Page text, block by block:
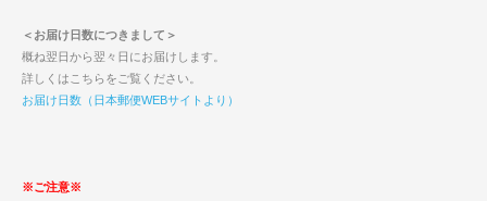
＜お届け日数につきまして＞
概ね翌日から翌々日にお届けします。
詳しくはこちらをご覧ください。
お届け日数（日本郵便WEBサイトより）
※ご注意※